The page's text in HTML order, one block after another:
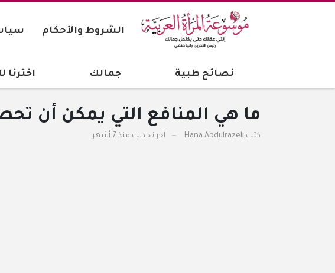
الشروط والأحكام
نصائح طبية جمالك اخترنا
ما هي المنافع التي يمكن أن
كتب Hana Abdulrazek آخر تحديث منذ 7 أشهر